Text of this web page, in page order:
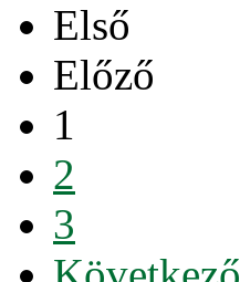
Első
Előző
1
2
3